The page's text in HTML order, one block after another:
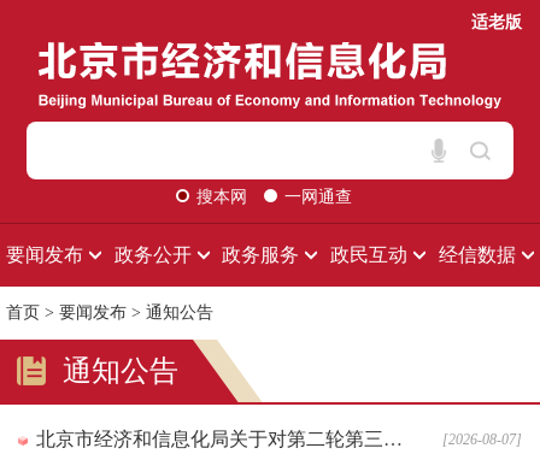
适老版
搜本网 一网通查
要闻发布 政务公开 政务服务 政民互动 经信数据
首页 > 要闻发布 > 通知公告
通知公告
北京市经济和信息化局关于对第二轮第三批、第二轮第一批重点 “小巨人”企业高质量发展奖补资金拟支持项目进行公示的通知 [2026-08-07]